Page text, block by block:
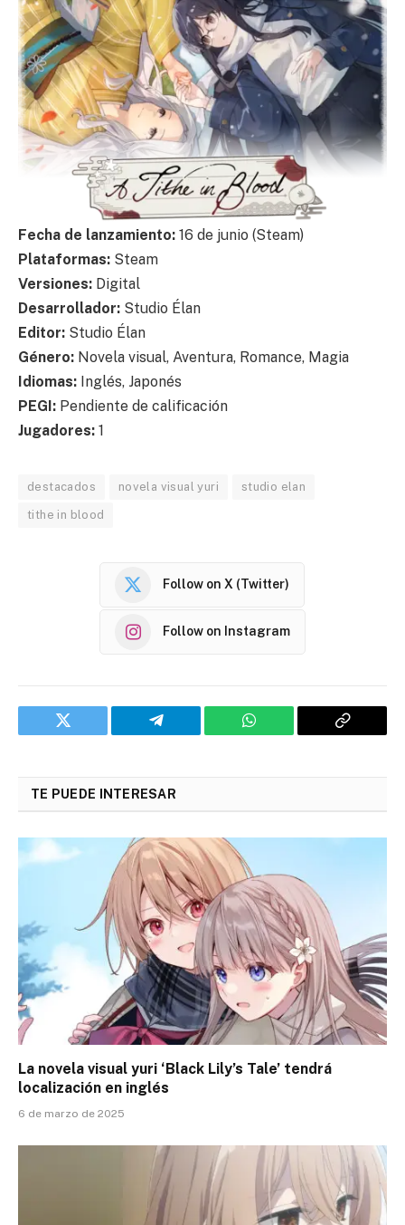
Fecha de lanzamiento: 16 de junio (Steam)
Plataformas: Steam
Versiones: Digital
Desarrollador: Studio Élan
Editor: Studio Élan
Género: Novela visual, Aventura, Romance, Magia
Idiomas: Inglés, Japonés
PEGI: Pendiente de calificación
Jugadores: 1
destacados novela visual yuri studio elan
tithe in blood
Follow on X (Twitter)
Follow on Instagram
Twitter Telegram WhatsApp
Copy
TE PUEDE INTERESAR
La novela visual yuri ‘Black Lily’s Tale’ tendrá
localización en inglés
6 de marzo de 2025